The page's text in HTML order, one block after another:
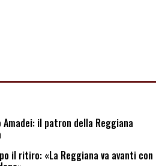
Amadei: il patron della Reggiana
il ritiro: «La Reggiana va avanti con